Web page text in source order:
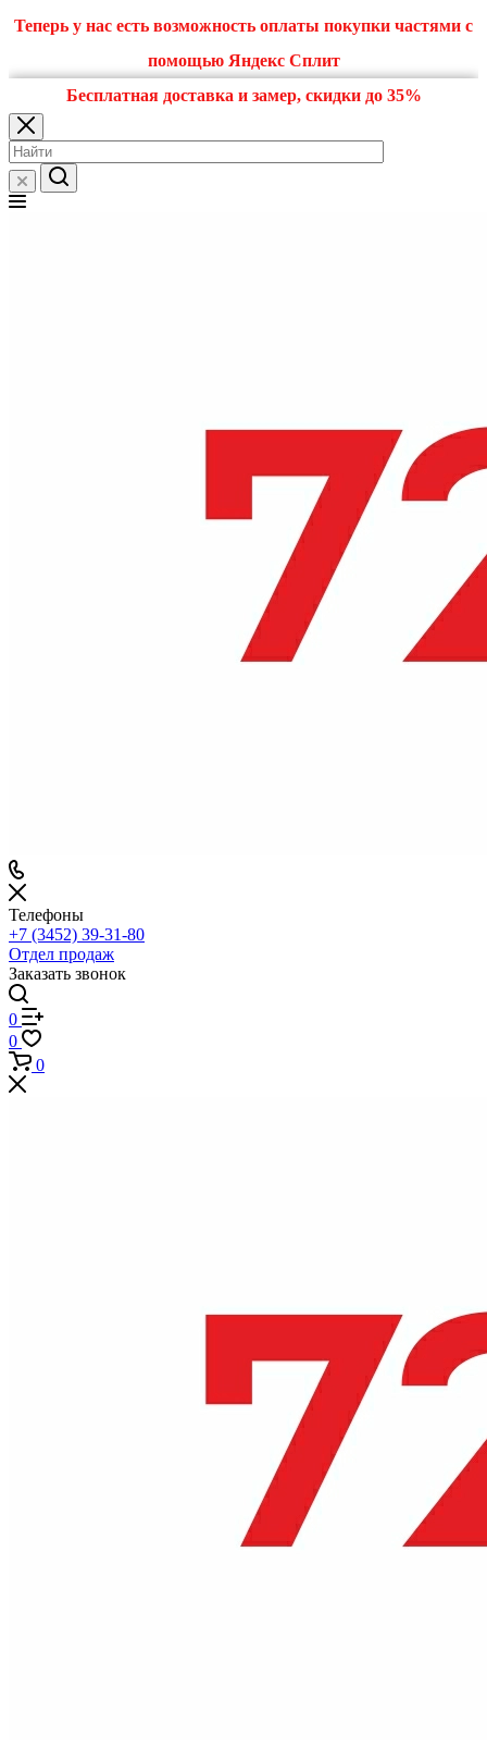
Теперь у нас есть возможность оплаты покупки частями с
помощью Яндекс Сплит
Бесплатная доставка и замер, скидки до 35%
Телефоны
+7 (3452) 39-31-80
Отдел продаж
Заказать звонок
0
0
0